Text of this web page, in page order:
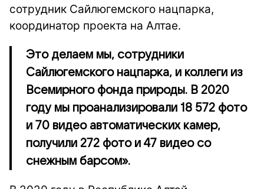
сотрудник Сайлюгемского нацпарка,
координатор проекта на Алтае.
Это делаем мы, сотрудники
Сайлюгемского нацпарка, и коллеги из
Всемирного фонда природы. В 2020
году мы проанализировали 18 572 фото
и 70 видео автоматических камер,
получили 272 фото и 47 видео со
снежным барсом».